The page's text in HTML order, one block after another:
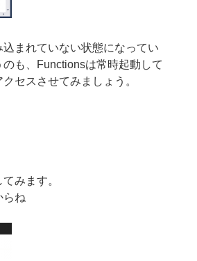
まれていない状態になってい
も、Functionsは常時起動して
セスさせてみましょう。
みます。
らね